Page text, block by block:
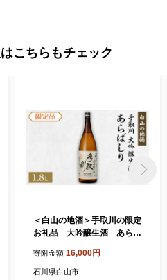
こちらもチェック
＜白山の地酒＞手取川の限定
お礼品 大吟醸生酒 あらば
川 大吟醸 生酒 あらばしり 限
定 白山 石川県 人気 美味しい
寄附金額 16,000円
石川県白山市